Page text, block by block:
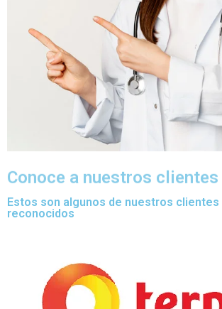
Conoce a nuestros clientes
Estos son algunos de nuestros clientes
reconocidos